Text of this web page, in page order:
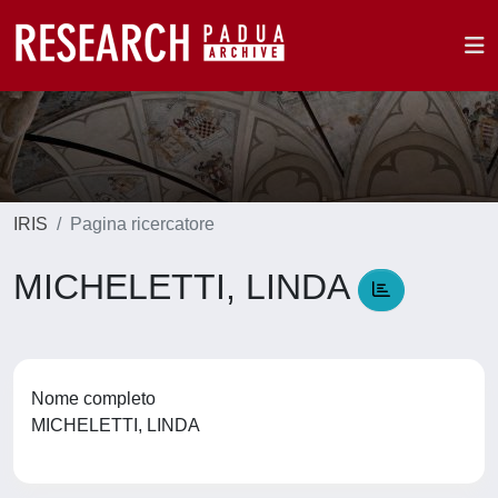
IRIS Pagina ricercatore
MICHELETTI, LINDA
Nome completo
MICHELETTI, LINDA